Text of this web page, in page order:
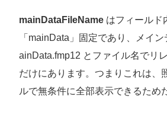
mainDataFileName はフィールド
「mainData」固定であり、メイ
ainData.fmp12 とファイル名でリ
だけにあります。つまりこれは、
ルで無条件に全部表示できるため